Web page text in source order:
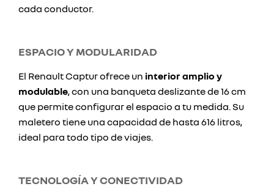
cada conductor.
ESPACIO Y MODULARIDAD
El Renault Captur ofrece un interior amplio y
modulable, con una banqueta deslizante de 16 cm
que permite configurar el espacio a tu medida. Su
maletero tiene una capacidad de hasta 616 litros,
ideal para todo tipo de viajes.
TECNOLOGÍA Y CONECTIVIDAD